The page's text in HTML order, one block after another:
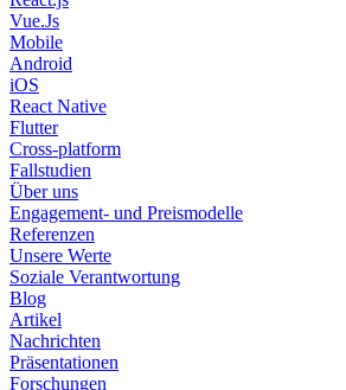
Vue.Js
Mobile
Android
iOS
React Native
Flutter
Cross-platform
Fallstudien
Über uns
Engagement- und Preismodelle
Referenzen
Unsere Werte
Soziale Verantwortung
Blog
Artikel
Nachrichten
Präsentationen
Forschungen